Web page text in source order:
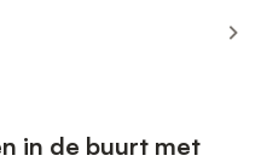
in de buurt met